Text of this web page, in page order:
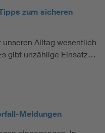
zum sicheren
Alltag wesentlich
gibt unzählige Einsatz…
Meldungen